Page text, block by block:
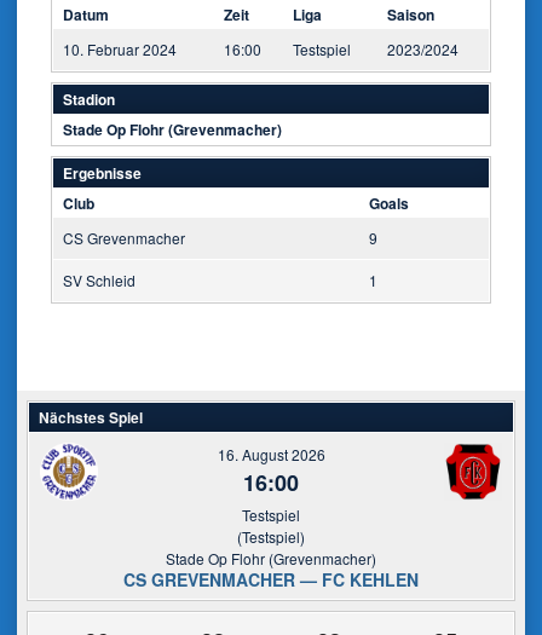
Datum
Zeit Liga Saison
10. Februar 2024 16:00 Testspiel 2023/2024
Stadion
Stade Op Flohr (Grevenmacher)
Ergebnisse
Club
Goals
CS Grevenmacher 9
SV Schleid 1
Nächstes Spiel
16. August 2026
16:00
Testspiel
(Testspiel)
Stade Op Flohr (Grevenmacher)
CS GREVENMACHER — FC KEHLEN